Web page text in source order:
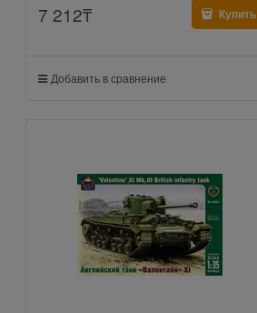
7 212₸ Купить
Добавить в сравнение